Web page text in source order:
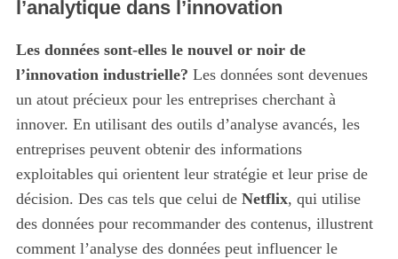
l’analytique dans l’innovation
Les données sont-elles le nouvel or noir de
l’innovation industrielle? Les données sont devenues
un atout précieux pour les entreprises cherchant à
innover. En utilisant des outils d’analyse avancés, les
entreprises peuvent obtenir des informations
exploitables qui orientent leur stratégie et leur prise de
décision. Des cas tels que celui de Netflix, qui utilise
des données pour recommander des contenus, illustrent
comment l’analyse des données peut influencer le
o
: